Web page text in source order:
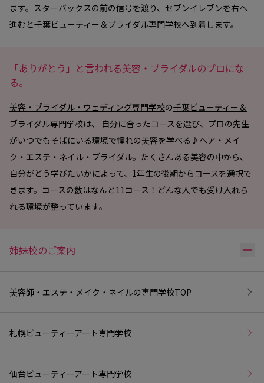
ます。スターバックスの前の信号を渡り、セブンイレブンを右へ
進むと千葉ビューティー＆ブライダル専門学校へ到着します。
「ありがとう」と言われる美容・ブライダルのプロにな
る。
美容・ブライダル・ウェディング専門学校の千葉ビューティー＆
ブライダル専門学校は、 自分に合ったコースを選び、プロの先生
がいつでもそばにいる環境で憧れの美容を学べる♪ヘア・メイ
ク・エステ・ネイル・ブライダル。たくさんある美容の中から、
自分がどう学びたいかによって、1年生の後期からコースを選択で
きます。コースの数はなんと11コース！どんな人でも受け入れら
れる環境が整っています。
姉妹校のご案内 リ
美容師・エステ・メイク・ネイルの専門学校TOP
札幌ビューティーアート専門学校
仙台ビューティーアート専門学校